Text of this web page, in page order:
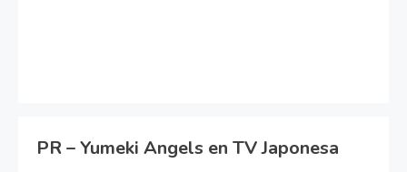
PR – Yumeki Angels en TV Japonesa